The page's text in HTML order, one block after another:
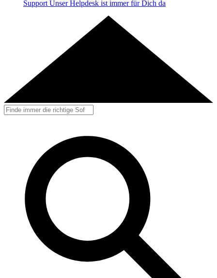
Support Unser Helpdesk ist immer für Dich da